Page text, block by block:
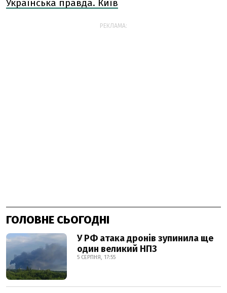
Українська правда. Київ
РЕКЛАМА:
ГОЛОВНЕ СЬОГОДНІ
У РФ атака дронів зупинила ще
один великий НПЗ
5 СЕРПНЯ, 17:55